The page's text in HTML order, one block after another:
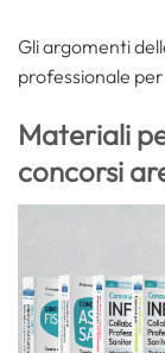
Gli argomenti
professionale
Materiali
concorsi